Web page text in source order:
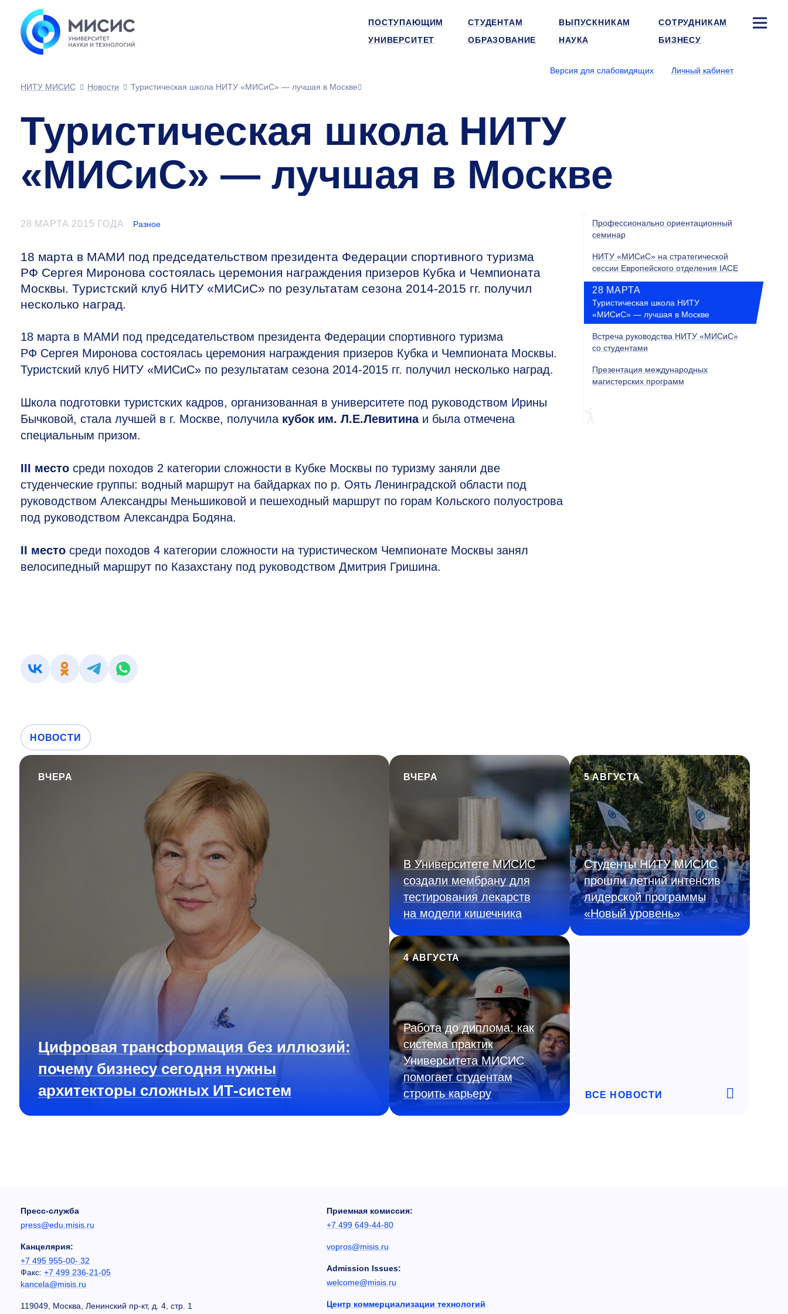
ПОСТУПАЮЩИМ СТУДЕНТАМ ВЫПУСКНИКАМ
СОТРУДНИКАМ
УНИВЕРСИТЕТ
ОБРАЗОВАНИЕ НАУКА БИЗНЕСУ
Версия для слабовидящих
Личный кабинет
НИТУ МИСИС
Новости Туристическая школа НИТУ «МИСиС» — лучшая в Москве
Туристическая школа НИТУ
«МИСиС» — лучшая в Москве
28 МАРТА 2015 ГОДА Разное
18 марта в МАМИ под председательством президента Федерации спортивного туризма
РФ Сергея Миронова состоялась церемония награждения призеров Кубка и Чемпионата
Москвы. Туристский клуб НИТУ «МИСиС» по результатам сезона 2014-2015 гг. получил
несколько наград.
18 марта в МАМИ под председательством президента Федерации спортивного туризма
РФ Сергея Миронова состоялась церемония награждения призеров Кубка и Чемпионата Москвы.
Туристский клуб НИТУ «МИСиС» по результатам сезона 2014-2015 гг. получил несколько наград.
Школа подготовки туристских кадров, организованная в университете под руководством Ирины
Бычковой, стала лучшей в г. Москве, получила кубок им. Л.Е.Левитинаи была отмечена
специальным призом.
III место среди походов 2 категории сложности в Кубке Москвы по туризму заняли две
студенческие группы: водный маршрут на байдарках по р. Оять Ленинградской области под
руководством Александры Меньшиковой и пешеходный маршрут по горам Кольского полуострова
под руководством Александра Бодяна.
II место среди походов 4 категории сложности на туристическом Чемпионате Москвы занял
велосипедный маршрут по Казахстану под руководством Дмитрия Гришина.
Профессионально ориентационный
семинар
НИТУ «МИСиС» на стратегической
сессии Европейского отделения IACE
28 МАРТА
Туристическая школа НИТУ
«МИСиС» — лучшая в Москве
Встреча руководства НИТУ «МИСиС»
со студентами
Презентация международных
магистерских программ
НОВОСТИ
ВЧЕРА
Цифровая трансформация без иллюзий:
почему бизнесу сегодня нужны
архитекторы сложных ИТ-систем
ВЧЕРА
В Университете МИСИС
создали мембрану для
тестирования лекарств
на модели кишечника
5 АВГУСТА
Студенты НИТУ МИСИС
прошли летний интенсив
лидерской программы
«Новый уровень»
4 АВГУСТА
Работа до диплома: как
система практик
Университета МИСИС
помогает студентам
строить карьеру
ВСЕ НОВОСТИ
Пресс-служба
press@edu.misis.ru
Канцелярия:
+7 495 955-00- 32
Факс: +7 499 236-21-05
kancela@misis.ru
119049, Москва, Ленинский пр-кт, д. 4, стр. 1
Приемная комиссия:
+7 499 649-44-80
vopros@misis.ru
Admission Issues:
welcome@misis.ru
Центр коммерциализации технологий